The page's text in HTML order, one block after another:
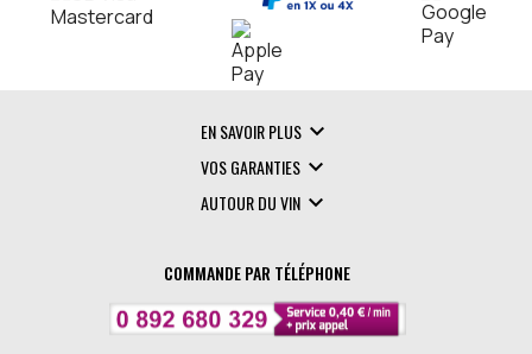
EN SAVOIR PLUS 
VOS GARANTIES 
AUTOUR DU VIN 
COMMANDE PAR TÉLÉPHONE